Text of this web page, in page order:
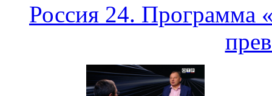
Россия 24. Программа